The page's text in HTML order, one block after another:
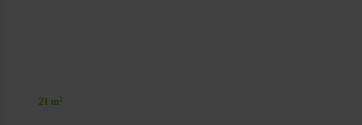
21 m2